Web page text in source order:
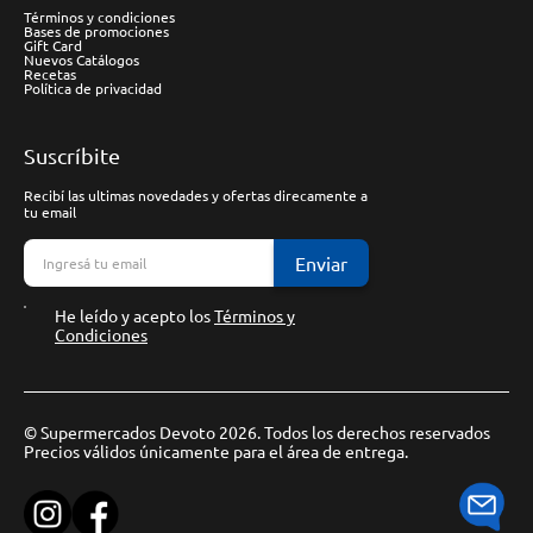
Términos y condiciones
Bases de promociones
Gift Card
Nuevos Catálogos
Recetas
Política de privacidad
Suscríbite
Recibí las ultimas novedades y ofertas direcamente a
tu email
Enviar
He leído y acepto losTérminos y
Condiciones
© Supermercados Devoto 2026. Todos los derechos reservados
Precios válidos únicamente para el área de entrega.